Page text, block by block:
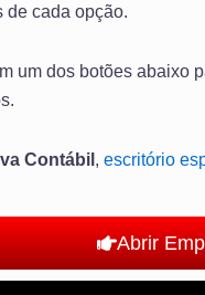
de cada opção.
um dos botões abaixo
Contábil , escritório
Abrir